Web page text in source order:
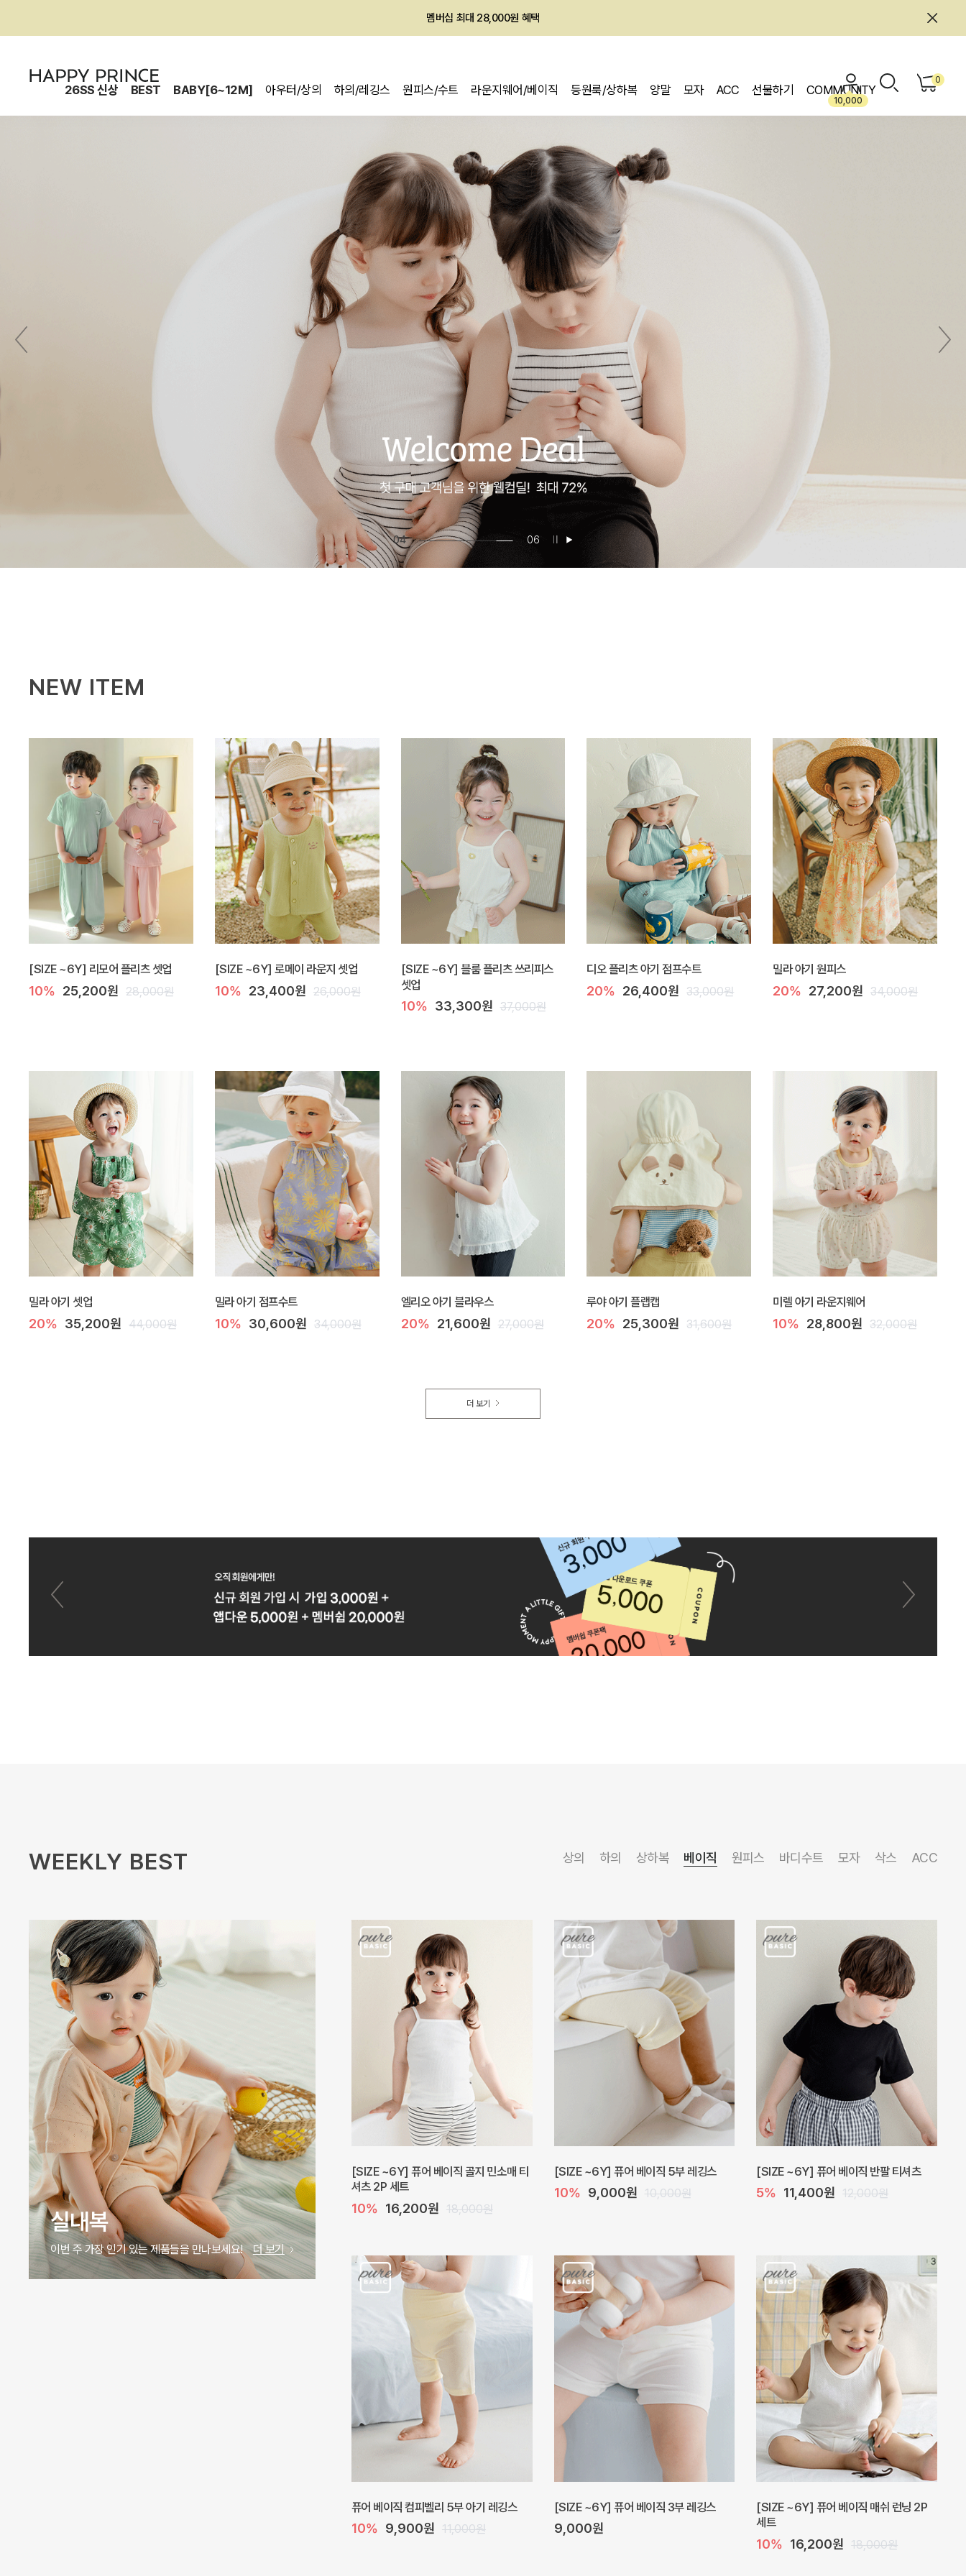
회원전용 아울렛, 가입하면 ~60% 할인!
26SS 신상 BEST BABY[6~12M] 아우터/상의 하의/레깅스 원피스/수트 라운지웨어/베이직 등원룩/상하복 양말 모자 ACC 선물하기 COMMUNITY
10,000
0
04 06
NEW ITEM
[SIZE ~6Y] 리모어 플리츠 셋업
10% 25,200원 28,000원
[SIZE ~6Y] 로메이 라운지 셋업
10% 23,400원 26,000원
[SIZE ~6Y] 블룸 플리츠 쓰리피스
셋업
10% 33,300원 37,000원
디오 플리츠 아기 점프수트
20% 26,400원 33,000원
밀라 아기 원피스
20% 27,200원 34,000원
밀라 아기 셋업
20% 35,200원 44,000원
밀라 아기 점프수트
10% 30,600원 34,000원
엘리오 아기 블라우스
20% 21,600원 27,000원
루야 아기 플랩캡
20% 25,300원 31,600원
미렐 아기 라운지웨어
10% 28,800원 32,000원
더 보기
WEEKLY BEST 상의 하의 상하복 베이직 원피스 바디수트 모자 삭스 ACC
실내복
이번 주 가장 인기 있는 제품들을 만나보세요! 더 보기
[SIZE ~6Y] 퓨어 베이직 골지 민소매 티
셔츠 2P 세트
10% 16,200원 18,000원
[SIZE ~6Y] 퓨어 베이직 5부 레깅스
10% 9,000원 10,000원
[SIZE ~6Y] 퓨어 베이직 반팔 티셔츠
5% 11,400원 12,000원
퓨어 베이직 컴피벨리 5부 아기 레깅스
10% 9,900원 11,000원
[SIZE ~6Y] 퓨어 베이직 3부 레깅스
9,000원
[SIZE ~6Y] 퓨어 베이직 매쉬 런닝 2P
세트
10% 16,200원 18,000원